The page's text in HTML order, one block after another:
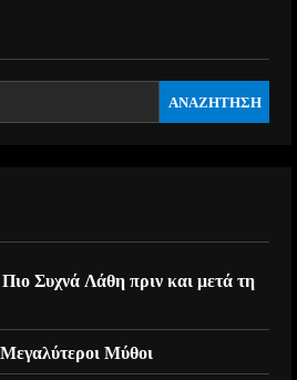
ΑΝΑΖΉΤΗΣΗ
Συχνά Λάθη πριν και μετά τη
Μύθοι